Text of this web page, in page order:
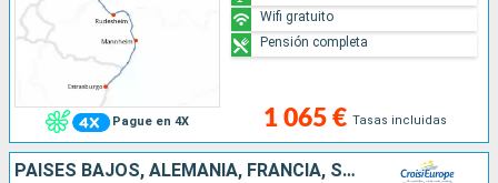
Pague en 4X 1 065 € Tasas incluidas
Wifi gratuito
Pensión completa
PAISES BAJOS, ALEMANIA, FRANCIA, SUIZA